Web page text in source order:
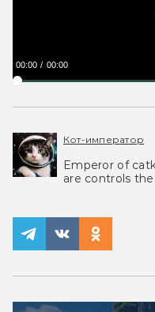
00:00 00:00
Кот-император
Emperor of
are controls